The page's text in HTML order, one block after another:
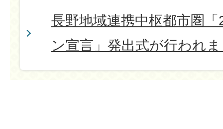
長野地域連携中枢都市圏
ン宣言」発出式が行われ